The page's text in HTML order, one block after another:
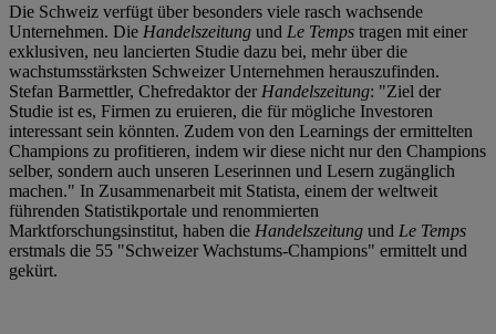
Die Schweiz verfügt über besonders viele rasch wachsende
Unternehmen. Die Handelszeitung und Le Temps tragen mit einer
exklusiven, neu lancierten Studie dazu bei, mehr über die
wachstumsstärksten Schweizer Unternehmen herauszufinden.
Stefan Barmettler, Chefredaktor der Handelszeitung: "Ziel der
Studie ist es, Firmen zu eruieren, die für mögliche Investoren
interessant sein könnten. Zudem von den Learnings der ermittelten
Champions zu profitieren, indem wir diese nicht nur den Champions
selber, sondern auch unseren Leserinnen und Lesern zugänglich
machen." In Zusammenarbeit mit Statista, einem der weltweit
führenden Statistikportale und renommierten
Marktforschungsinstitut, haben die Handelszeitung und Le Temps
erstmals die 55 "Schweizer Wachstums-Champions" ermittelt und
gekürt.